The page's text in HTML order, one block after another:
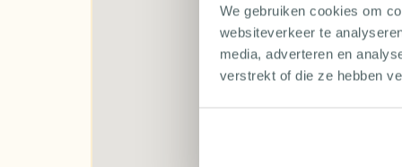
We gebruiken cookies om
websiteverkeer te
media, adverteren en
verstrekt of die ze hebben
minuutjes. De diepte varieert van 6 tot 11
Boca das Caldeirinhas
Bij deze stek voltrekt zich een bijzonder
muur. Wanneer u afdaalt kun je tevreden